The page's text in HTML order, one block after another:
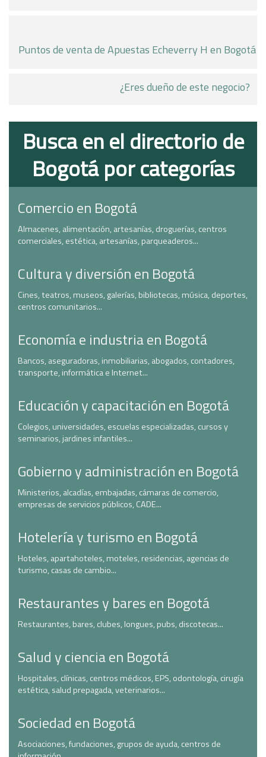
Puntos de venta de Apuestas Echeverry H en Bogotá
¿Eres dueño de este negocio?
Busca en el directorio de
Bogotá por categorías
Comercio en Bogotá
Almacenes, alimentación, artesanías, droguerías, centros
comerciales, estética, artesanías, parqueaderos...
Cultura y diversión en Bogotá
Cines, teatros, museos, galerías, bibliotecas, música, deportes,
centros comunitarios...
Economía e industria en Bogotá
Bancos, aseguradoras, inmobiliarias, abogados, contadores,
transporte, informática e Internet...
Educación y capacitación en Bogotá
Colegios, universidades, escuelas especializadas, cursos y
seminarios, jardines infantiles...
Gobierno y administración en Bogotá
Ministerios, alcadías, embajadas, cámaras de comercio,
empresas de servicios públicos, CADE...
Hotelería y turismo en Bogotá
Hoteles, apartahoteles, moteles, residencias, agencias de
turismo, casas de cambio...
Restaurantes y bares en Bogotá
Restaurantes, bares, clubes, longues, pubs, discotecas...
Salud y ciencia en Bogotá
Hospitales, clínicas, centros médicos, EPS, odontología, cirugía
estética, salud prepagada, veterinarios...
Sociedad en Bogotá
Asociaciones, fundaciones, grupos de ayuda, centros de